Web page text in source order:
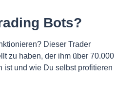
Bots?
Dieser Trader
zu haben, der ihm über 70.000
ist und wie Du selbst profitieren